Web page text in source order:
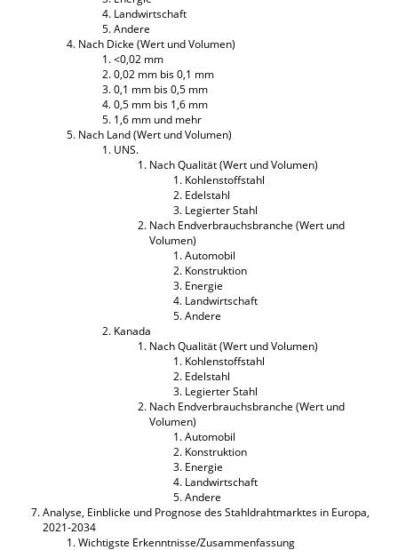
Landwirtschaft
Andere
Nach Dicke (Wert und Volumen)
<0,02 mm
0,02 mm bis 0,1 mm
0,1 mm bis 0,5 mm
0,5 mm bis 1,6 mm
1,6 mm und mehr
Nach Land (Wert und Volumen)
UNS.
Nach Qualität (Wert und Volumen)
Kohlenstoffstahl
Edelstahl
Legierter Stahl
Nach Endverbrauchsbranche (Wert und
Volumen)
Automobil
Konstruktion
Energie
Landwirtschaft
Andere
Kanada
Nach Qualität (Wert und Volumen)
Kohlenstoffstahl
Edelstahl
Legierter Stahl
Nach Endverbrauchsbranche (Wert und
Volumen)
Automobil
Konstruktion
Energie
Landwirtschaft
Andere
Analyse, Einblicke und Prognose des Stahldrahtmarktes in Europa,
2021-2034
Wichtigste Erkenntnisse/Zusammenfassung